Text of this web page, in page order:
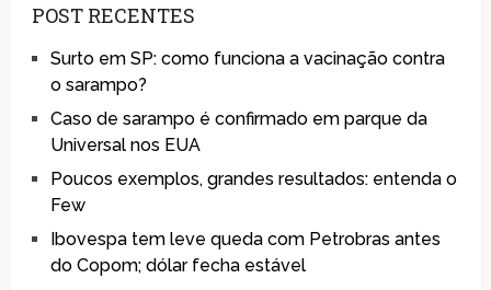
POST RECENTES
Surto em SP: como funciona a vacinação contra
o sarampo?
Caso de sarampo é confirmado em parque da
Universal nos EUA
Poucos exemplos, grandes resultados: entenda o
Few
Ibovespa tem leve queda com Petrobras antes
do Copom; dólar fecha estável